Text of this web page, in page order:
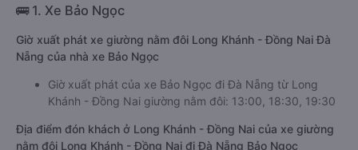
🚌 1. Xe Bảo Ngọc
Giờ xuất phát xe giường nằm đôi Long Khánh - Đồng Nai Đà
Nẵng của nhà xe Bảo Ngọc
Giờ xuất phát của xe Bảo Ngọc đi Đà Nẵng từ Long
Khánh - Đồng Nai giường nằm đôi: 13:00, 18:30, 19:30
Địa điểm đón khách ở Long Khánh - Đồng Nai của xe giường
nằm đôi Long Khánh - Đồng Nai đi Đà Nẵng Bảo Ngọc